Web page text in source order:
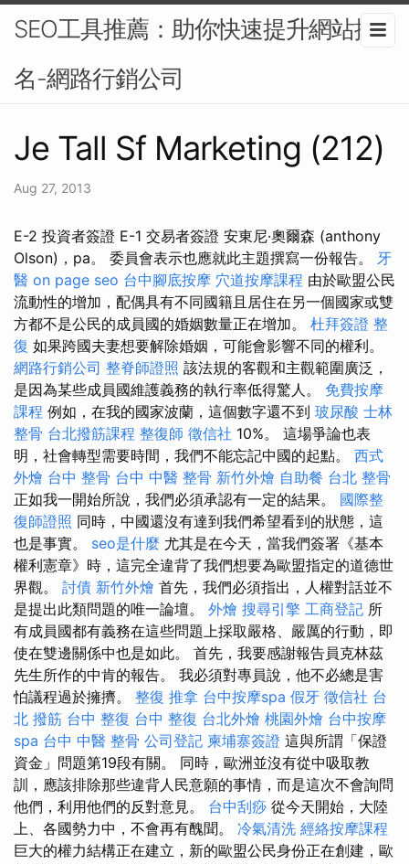
SEO工具推薦：助你快速提升網站排
名-網路行銷公司
Je Tall Sf Marketing (212)
Aug 27, 2013
E-2 投資者簽證 E-1 交易者簽證 安東尼·奧爾森 (anthony
Olson)，pa。 委員會表示也應就此主題撰寫一份報告。 牙
醫 on page seo 台中腳底按摩 穴道按摩課程 由於歐盟公民
流動性的增加，配偶具有不同國籍且居住在另一個國家或雙
方都不是公民的成員國的婚姻數量正在增加。 杜拜簽證 整
復 如果跨國夫妻想要解除婚姻，可能會影響不同的權利。
網路行銷公司 整脊師證照 該法規的客觀和主觀範圍廣泛，
是因為某些成員國維護義務的執行率低得驚人。 免費按摩
課程 例如，在我的國家波蘭，這個數字還不到 玻尿酸 士林
整骨 台北撥筋課程 整復師 徵信社 10%。 這場爭論也表
明，社會轉型需要時間，我們不能忘記中國的起點。 西式
外燴 台中 整骨 台中 中醫 整骨 新竹外燴 自助餐 台北 整骨
正如我一開始所說，我們必須承認有一定的結果。 國際整
復師證照 同時，中國還沒有達到我們希望看到的狀態，這
也是事實。 seo是什麼 尤其是在今天，當我們簽署《基本
權利憲章》時，這完全違背了我們想要為歐盟指定的道德世
界觀。 討債 新竹外燴 首先，我們必須指出，人權對話並不
是提出此類問題的唯一論壇。 外燴 搜尋引擎 工商登記 所
有成員國都有義務在這些問題上採取嚴格、嚴厲的行動，即
使在雙邊關係中也是如此。 首先，我要感謝報告員克林茲
先生所作的中肯的報告。 我必須對專員說，他不必總是害
怕議程過於擁擠。 整復 推拿 台中按摩spa 假牙 徵信社 台
北 撥筋 台中 整復 台中 整復 台北外燴 桃園外燴 台中按摩
spa 台中 中醫 整骨 公司登記 柬埔寨簽證 這與所謂「保證
資金」問題第19段有關。 同時，歐洲並沒有從中吸取教
訓，應該排除那些違背人民意願的事情，而是這次不會詢問
他們，利用他們的反對意見。 台中刮痧 從今天開始，大陸
上、各國勢力中，不會再有醜聞。 冷氣清洗 經絡按摩課程
巨大的權力結構正在建立，新的歐盟公民身份正在創建，歐